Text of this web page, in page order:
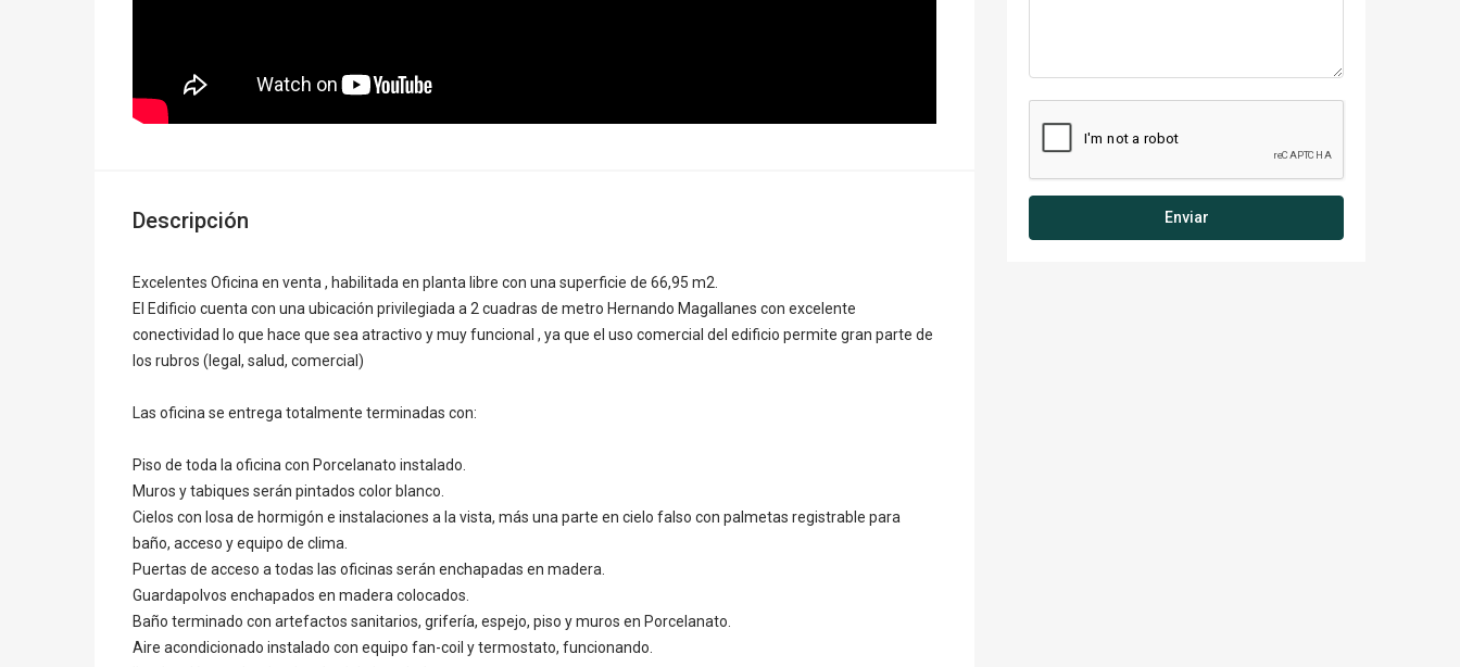
Descripción
Excelentes Oficina en venta , habilitada en planta libre con una superficie de 66,95 m2.
El Edificio cuenta con una ubicación privilegiada a 2 cuadras de metro Hernando Magallanes con excelente
conectividad lo que hace que sea atractivo y muy funcional , ya que el uso comercial del edificio permite gran parte de
los rubros (legal, salud, comercial)
Las oficina se entrega totalmente terminadas con:
Piso de toda la oficina con Porcelanato instalado.
Muros y tabiques serán pintados color blanco.
Cielos con losa de hormigón e instalaciones a la vista, más una parte en cielo falso con palmetas registrable para
baño, acceso y equipo de clima.
Puertas de acceso a todas las oficinas serán enchapadas en madera.
Guardapolvos enchapados en madera colocados.
Baño terminado con artefactos sanitarios, grifería, espejo, piso y muros en Porcelanato.
Aire acondicionado instalado con equipo fan-coil y termostato, funcionando.
Enviar